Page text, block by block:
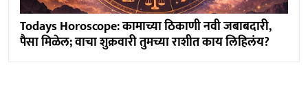
Todays Horoscope: कामाच्या ठिकाणी नवी जबाबदारी,
पैसा मिळेल; वाचा शुक्रवारी तुमच्या राशीत काय लिहिलंय?